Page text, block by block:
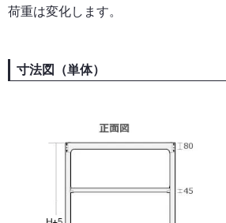
荷重は変化します。
寸法図（単体）